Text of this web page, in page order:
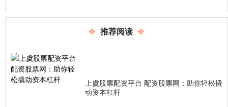
推荐阅读
上虞股票配资平台 配资股票网：助你轻松撬
动资本杠杆